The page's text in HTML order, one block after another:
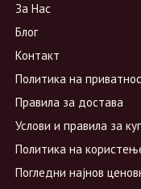
За Нас
Блог
Контакт
Политика на
Правила за достава
Услови и правила за
Политика на
Погледни најнов